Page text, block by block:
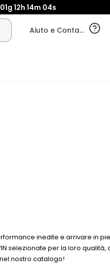
01g 12h 14m 04s
Aiuto e Contatti
inedite e arrivare in
selezionate per la loro
nostro catalogo!